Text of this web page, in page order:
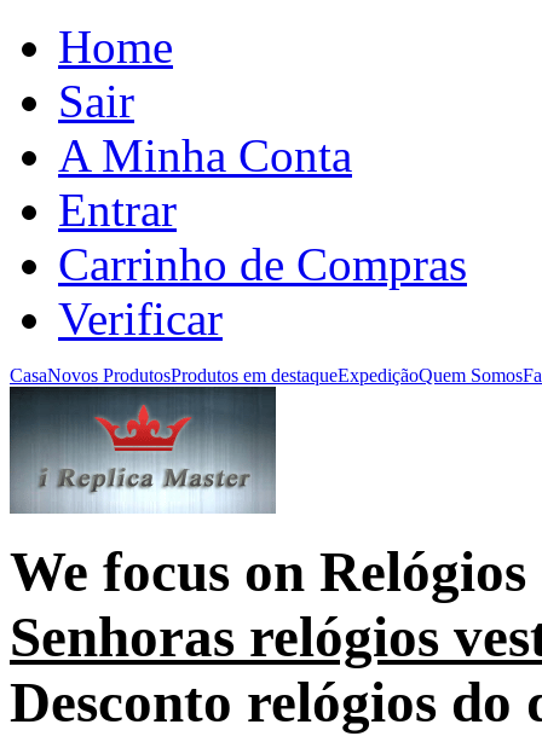
Home
Sair
A Minha Conta
Entrar
Carrinho de Compras
Verificar
CasaNovos ProdutosProdutos em destaqueExpediçãoQuem Somos
We focus on
Senhoras relógios
Desconto relógios do